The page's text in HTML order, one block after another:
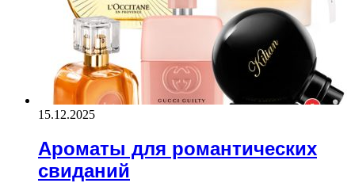
15.12.2025
Ароматы для романтических
свиданий